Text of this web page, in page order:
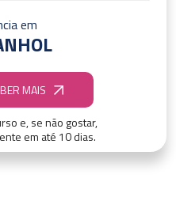
em
MAIS
e, se não gostar,
em até 10 dias.